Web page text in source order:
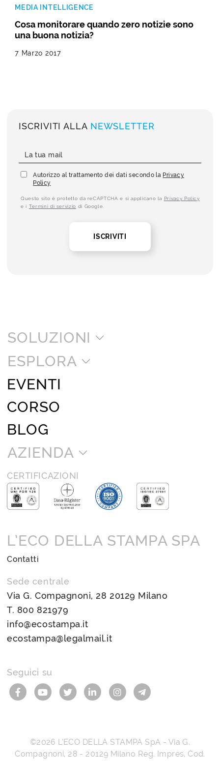
MEDIA INTELLIGENCE
Cosa monitorare quando zero notizie sono
una buona notizia?
7 Marzo 2017
ISCRIVITI ALLA NEWSLETTER
Autorizzo al trattamento dei dati secondo la Privacy
Policy
Questo sito è protetto da reCAPTCHA e si applicano la Privacy Policy
e i Termini di servizio di Google.
ISCRIVITI
SOLUZIONI
ESPLORA
EVENTI
CORSO
BLOG
AZIENDA
CERTIFICAZIONI
L’ECO DELLA STAMPA SPA
Contatti
Sede centrale
Via G. Compagnoni, 28 20129 Milano
T. 800 821979
info@ecostampa.it
ecostampa@legalmail.it
Seguici su
©2026 L’ECO DELLA STAMPA SpA - Via G.
Compagnoni, 28 - 20129 Milano Reg. Impres, Cod.